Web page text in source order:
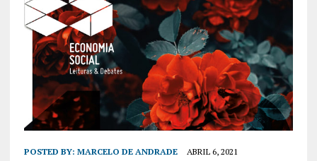
POSTED BY: MARCELO DE ANDRADE ABRIL 6, 2021